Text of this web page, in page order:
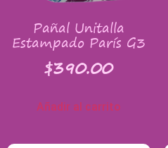
Pañal Unitalla
Estampado París G3
$390.00
Añadir al carrito